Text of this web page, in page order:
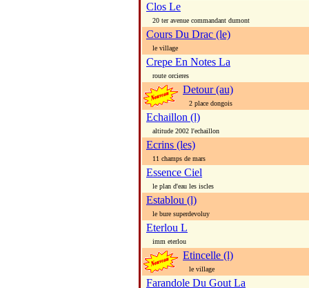
Clos Le
20 ter avenue commandant dumont
Cours Du Drac (le)
le village
Crepe En Notes La
route orcieres
Detour (au)
2 place dongois
Echaillon (l)
altitude 2002 l'echaillon
Ecrins (les)
11 champs de mars
Essence Ciel
le plan d'eau les iscles
Establou (l)
le bure superdevoluy
Eterlou L
imm eterlou
Etincelle (l)
le village
Farandole Du Gout La